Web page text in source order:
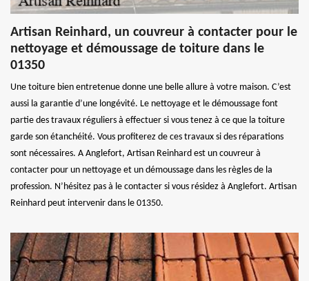
Artisan Reinhard, un couvreur à contacter pour le
nettoyage et démoussage de toiture dans le
01350
Une toiture bien entretenue donne une belle allure à votre maison. C’est
aussi la garantie d’une longévité. Le nettoyage et le démoussage font
partie des travaux réguliers à effectuer si vous tenez à ce que la toiture
garde son étanchéité. Vous profiterez de ces travaux si des réparations
sont nécessaires. A Anglefort, Artisan Reinhard est un couvreur à
contacter pour un nettoyage et un démoussage dans les règles de la
profession. N’hésitez pas à le contacter si vous résidez à Anglefort. Artisan
Reinhard peut intervenir dans le 01350.